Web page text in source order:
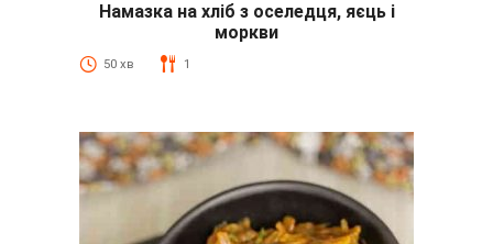
Намазка на хліб з оселедця, яєць і
моркви
50 хв 1